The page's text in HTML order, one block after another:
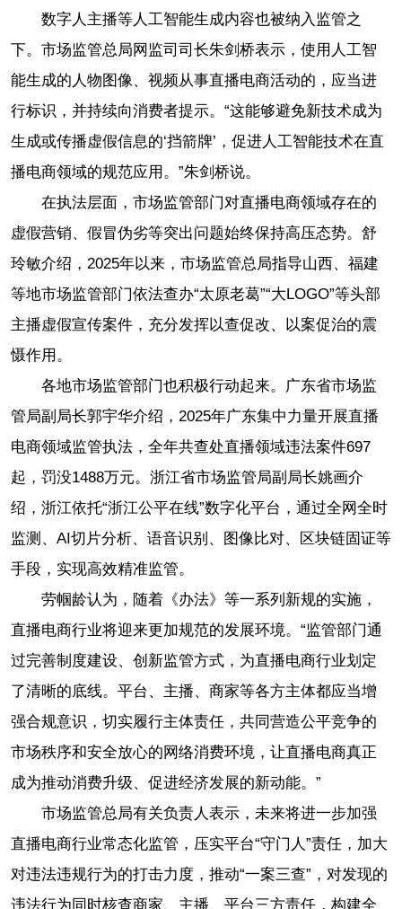
数字人主播等人工智能生成内容也被纳入监管之
下。市场监管总局网监司司长朱剑桥表示，使用人工智
能生成的人物图像、视频从事直播电商活动的，应当进
行标识，并持续向消费者提示。“这能够避免新技术成为
生成或传播虚假信息的‘挡箭牌’，促进人工智能技术在直
播电商领域的规范应用。”朱剑桥说。
在执法层面，市场监管部门对直播电商领域存在的
虚假营销、假冒伪劣等突出问题始终保持高压态势。舒
玲敏介绍，2025年以来，市场监管总局指导山西、福建
等地市场监管部门依法查办“太原老葛”“大LOGO”等头部
主播虚假宣传案件，充分发挥以查促改、以案促治的震
慑作用。
各地市场监管部门也积极行动起来。广东省市场监
管局副局长郭宇华介绍，2025年广东集中力量开展直播
电商领域监管执法，全年共查处直播领域违法案件697
起，罚没1488万元。浙江省市场监管局副局长姚画介
绍，浙江依托“浙江公平在线”数字化平台，通过全网全时
监测、AI切片分析、语音识别、图像比对、区块链固证等
手段，实现高效精准监管。
劳帼龄认为，随着《办法》等一系列新规的实施，
直播电商行业将迎来更加规范的发展环境。“监管部门通
过完善制度建设、创新监管方式，为直播电商行业划定
了清晰的底线。平台、主播、商家等各方主体都应当增
强合规意识，切实履行主体责任，共同营造公平竞争的
市场秩序和安全放心的网络消费环境，让直播电商真正
成为推动消费升级、促进经济发展的新动能。”
市场监管总局有关负责人表示，未来将进一步加强
直播电商行业常态化监管，压实平台“守门人”责任，加大
对违法违规行为的打击力度，推动“一案三查”，对发现的
违法行为同时核查商家、主播、平台三方责任，构建全